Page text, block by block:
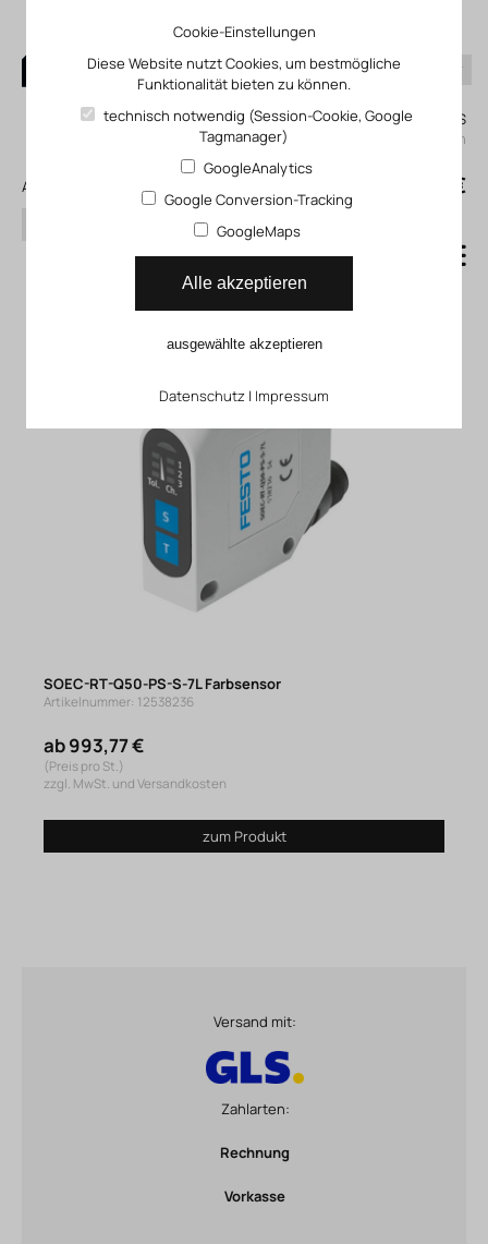
0
Mein KLEFINGHAUS
einloggen
Alle Produkte
Suchen
0,00 €
Farbsensor SOEC
SOEC-RT-Q50-PS-S-7L Farbsensor
Artikelnummer: 12538236
ab 993,77 €
(Preis pro St.)
zzgl. MwSt. und Versandkosten
zum Produkt
Versand mit:
Zahlarten:
Rechnung
Vorkasse
Cookie-Einstellungen
Diese Website nutzt Cookies, um bestmögliche
Funktionalität bieten zu können.
technisch notwendig (Session-Cookie, Google
Tagmanager)
GoogleAnalytics
Google Conversion-Tracking
GoogleMaps
Alle akzeptieren
ausgewählte akzeptieren
Datenschutz | Impressum